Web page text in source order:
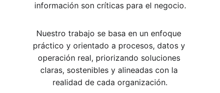
información son críticas para el negocio.
Nuestro trabajo se basa en un enfoque
práctico y orientado a procesos, datos y
operación real, priorizando soluciones
claras, sostenibles y alineadas con la
realidad de cada organización.